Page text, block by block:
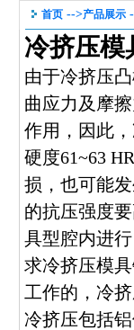
首页 -->产品展示
冷挤压模
由于冷挤压
曲应力及摩
作用，因此
硬度61~63
损，也可能
的抗压强度
具型腔内进
求冷挤压模
工作的，冷
冷挤压包括